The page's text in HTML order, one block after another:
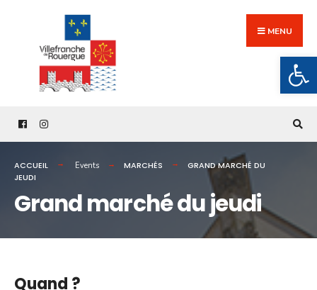
content
MENU
ACCUEIL Events MARCHÉS
GRAND MARCHÉ DU
JEUDI
Grand marché du jeudi
Quand ?